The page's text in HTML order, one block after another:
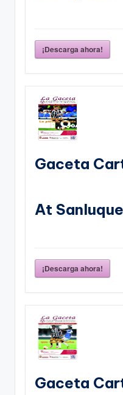
¡Descarga ahora!
Gaceta
At
¡Descarga ahora!
Gaceta